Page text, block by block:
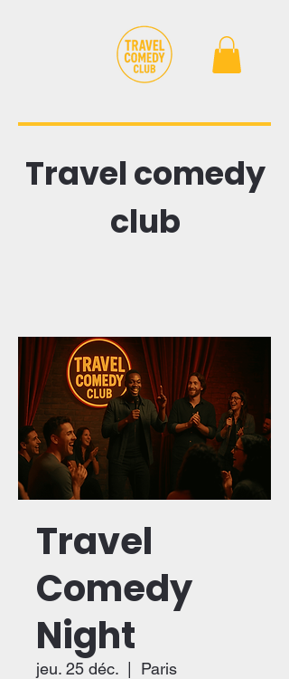
Travel
Comedy
Night
jeu. 25 déc.
  |
Paris
Travel comedy
club